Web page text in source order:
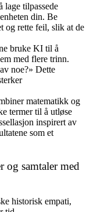
tilpassede
din. Be
og rette feil, slik at de
bruke KI til å
med flere trinn.
noe?» Dette
matematikk og
termer til å utløse
inspirert av
som et
og samtaler med
historisk empati,